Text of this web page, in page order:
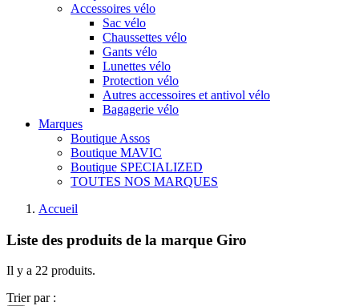
Accessoires vélo
Sac vélo
Chaussettes vélo
Gants vélo
Lunettes vélo
Protection vélo
Autres accessoires et antivol vélo
Bagagerie vélo
Marques
Boutique Assos
Boutique MAVIC
Boutique SPECIALIZED
TOUTES NOS MARQUES
Accueil
Liste des produits de la marque Giro
Il y a 22 produits.
Trier par :